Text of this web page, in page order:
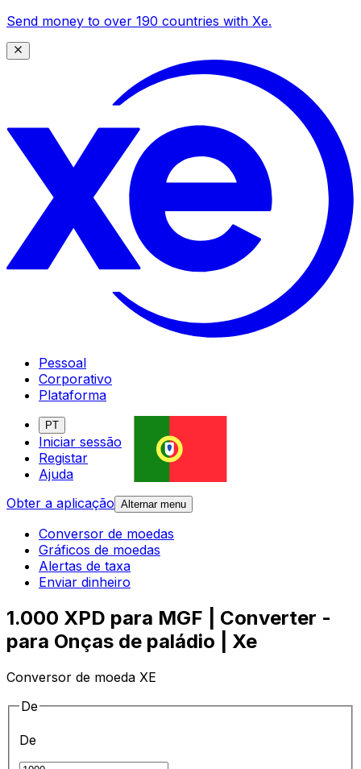
Send money to over 190 countries with Xe.
Pessoal
Corporativo
Plataforma
PT
Iniciar sessão
Registar
Ajuda
Obter a aplicação Alternar menu
Conversor de moedas
Gráficos de moedas
Alertas de taxa
Enviar dinheiro
1.000 XPD para MGF | Converter -
para Onças de paládio | Xe
Conversor de moeda XE
De
De